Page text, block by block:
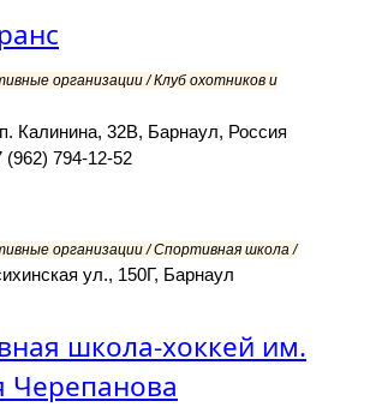
организации / Клуб охотников и
Калинина, 32В, Барнаул, Россия
794-12-52
организации / Спортивная школа /
ул., 150Г, Барнаул
школа-хоккей им.
Черепанова